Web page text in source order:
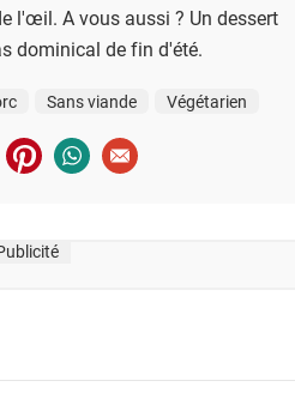
l'œil. A vous aussi ? Un dessert
dominical de fin d'été.
Sans viande Végétarien
facebook
sur twitter
Partager sur pinterest
Partager sur whatsapp
Envoyer à un ami